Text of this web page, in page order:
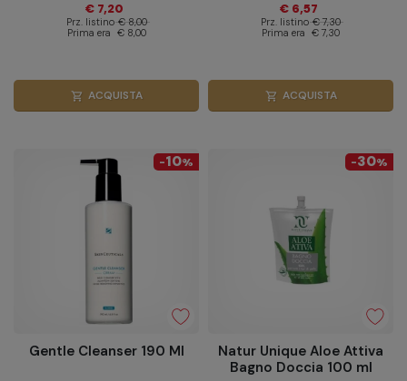
€ 7,20
Prz. listino € 8,00
Prima era € 8,00
shopping_cart ACQUISTA
€ 6,57
Prz. listino € 7,30
Prima era € 7,30
shopping_cart ACQUISTA
-10%
Gentle Cleanser 190 Ml
-30%
Natur Unique Aloe Attiva
Bagno Doccia 100 ml